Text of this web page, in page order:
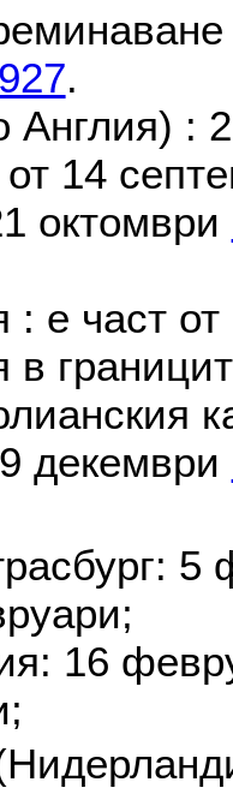
.
Англия) :
14
октомври
е част
в
декември
16